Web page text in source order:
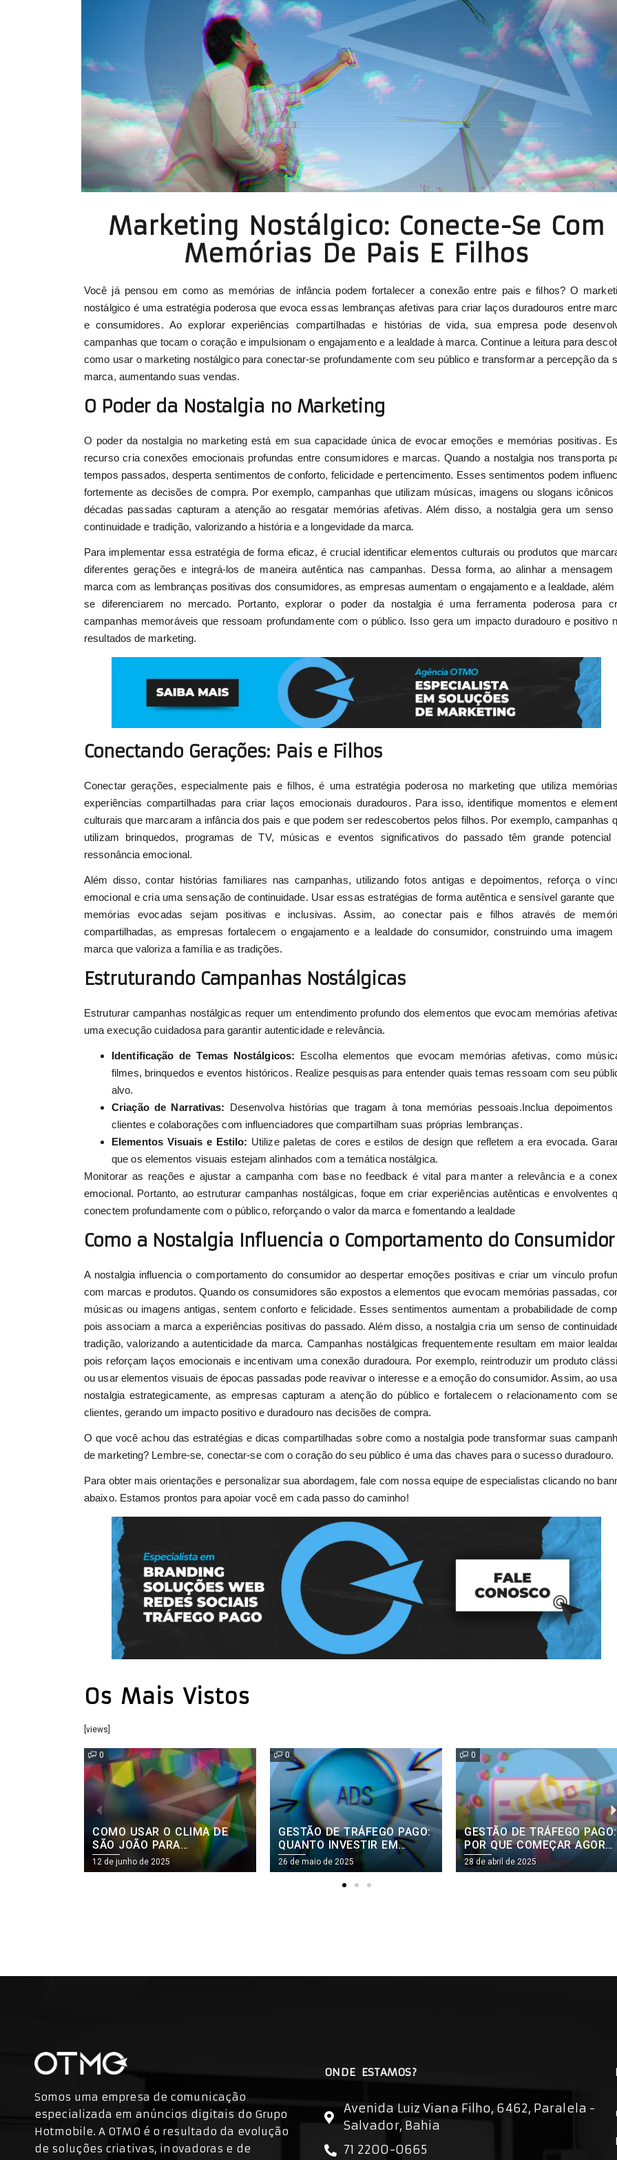
Marketing Nostálgico: Conecte-Se Com
Memórias De Pais E Filhos
Você já pensou em como as memórias de infância podem fortalecer a conexão entre pais e filhos? O
nostálgico é uma estratégia poderosa que evoca essas lembranças afetivas para criar laços duradouros entre
e consumidores. Ao explorar experiências compartilhadas e histórias de vida, sua empresa pode
campanhas que tocam o coração e impulsionam o engajamento e a lealdade à marca. Continue a leitura para
como usar o marketing nostálgico para conectar-se profundamente com seu público e transformar a percepção da
marca, aumentando suas vendas.
O Poder da Nostalgia no Marketing
O poder da nostalgia no marketing está em sua capacidade única de evocar emoções e memórias positivas.
recurso cria conexões emocionais profundas entre consumidores e marcas. Quando a nostalgia nos transporta
tempos passados, desperta sentimentos de conforto, felicidade e pertencimento. Esses sentimentos podem
fortemente as decisões de compra. Por exemplo, campanhas que utilizam músicas, imagens ou slogans icônicos
décadas passadas capturam a atenção ao resgatar memórias afetivas. Além disso, a nostalgia gera um senso
continuidade e tradição, valorizando a história e a longevidade da marca.
Para implementar essa estratégia de forma eficaz, é crucial identificar elementos culturais ou produtos que
diferentes gerações e integrá-los de maneira autêntica nas campanhas. Dessa forma, ao alinhar a mensagem
marca com as lembranças positivas dos consumidores, as empresas aumentam o engajamento e a lealdade, além
se diferenciarem no mercado. Portanto, explorar o poder da nostalgia é uma ferramenta poderosa para
campanhas memoráveis que ressoam profundamente com o público. Isso gera um impacto duradouro e positivo
resultados de marketing.
Conectando Gerações: Pais e Filhos
Conectar gerações, especialmente pais e filhos, é uma estratégia poderosa no marketing que utiliza
experiências compartilhadas para criar laços emocionais duradouros. Para isso, identifique momentos e
culturais que marcaram a infância dos pais e que podem ser redescobertos pelos filhos. Por exemplo, campanhas
utilizam brinquedos, programas de TV, músicas e eventos significativos do passado têm grande potencial
ressonância emocional.
Além disso, contar histórias familiares nas campanhas, utilizando fotos antigas e depoimentos, reforça o
emocional e cria uma sensação de continuidade. Usar essas estratégias de forma autêntica e sensível garante que
memórias evocadas sejam positivas e inclusivas. Assim, ao conectar pais e filhos através de
compartilhadas, as empresas fortalecem o engajamento e a lealdade do consumidor, construindo uma imagem
marca que valoriza a família e as tradições.
Estruturando Campanhas Nostálgicas
Estruturar campanhas nostálgicas requer um entendimento profundo dos elementos que evocam memórias
uma execução cuidadosa para garantir autenticidade e relevância.
Identificação de Temas Nostálgicos: Escolha elementos que evocam memórias afetivas, como
filmes, brinquedos e eventos históricos. Realize pesquisas para entender quais temas ressoam com seu
alvo.
Criação de Narrativas: Desenvolva histórias que tragam à tona memórias pessoais.Inclua depoimentos
clientes e colaborações com influenciadores que compartilham suas próprias lembranças.
Elementos Visuais e Estilo: Utilize paletas de cores e estilos de design que refletem a era evocada.
que os elementos visuais estejam alinhados com a temática nostálgica.
Monitorar as reações e ajustar a campanha com base no feedback é vital para manter a relevância e a
emocional. Portanto, ao estruturar campanhas nostálgicas, foque em criar experiências autênticas e envolventes
conectem profundamente com o público, reforçando o valor da marca e fomentando a lealdade
Como a Nostalgia Influencia o Comportamento do Consumidor
A nostalgia influencia o comportamento do consumidor ao despertar emoções positivas e criar um vínculo
com marcas e produtos. Quando os consumidores são expostos a elementos que evocam memórias passadas,
músicas ou imagens antigas, sentem conforto e felicidade. Esses sentimentos aumentam a probabilidade de
pois associam a marca a experiências positivas do passado. Além disso, a nostalgia cria um senso de
tradição, valorizando a autenticidade da marca. Campanhas nostálgicas frequentemente resultam em maior
pois reforçam laços emocionais e incentivam uma conexão duradoura. Por exemplo, reintroduzir um produto
ou usar elementos visuais de épocas passadas pode reavivar o interesse e a emoção do consumidor. Assim, ao
nostalgia estrategicamente, as empresas capturam a atenção do público e fortalecem o relacionamento com
clientes, gerando um impacto positivo e duradouro nas decisões de compra.
O que você achou das estratégias e dicas compartilhadas sobre como a nostalgia pode transformar suas
de marketing? Lembre-se, conectar-se com o coração do seu público é uma das chaves para o sucesso duradouro.
Para obter mais orientações e personalizar sua abordagem, fale com nossa equipe de especialistas clicando no
abaixo. Estamos prontos para apoiar você em cada passo do caminho!
Os Mais Vistos
[views]
0
GESTÃO DE TRÁFEGO PAGO:
QUANTO INVESTIR EM
ANÚNCIOS DIGITAIS?
26 de maio de 2025
0
GESTÃO DE TRÁFEGO PAGO:
POR QUE COMEÇAR AGORA
NA SUA EMPRESA
28 de abril de 2025
0
COMO SABER SE O
MARKETING DA SUA
EMPRESA FUNCIONA
8 de abril de 2025
Somos uma empresa de comunicação
especializada em anúncios digitais do Grupo
Hotmobile. A OTMO é o resultado da evolução
de soluções criativas, inovadoras e de
ONDE ESTAMOS?
Avenida Luiz Viana Filho, 6462, Paralela -
Salvador, Bahia
71 2200-0665